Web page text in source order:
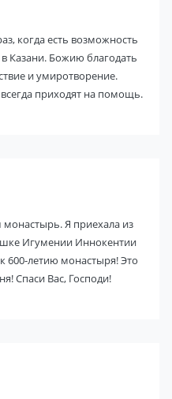
когда есть возможность
Казани. Божию благодать
и умиротворение.
приходят на помощь.
Я приехала из
Игумении Иннокентии
600-летию монастыря! Это
Спаси Вас, Господи!